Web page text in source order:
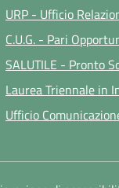
URP - Ufficio
C.U.G. - Pari
SALUTILE - Pronto
Laurea Triennale in
Ufficio